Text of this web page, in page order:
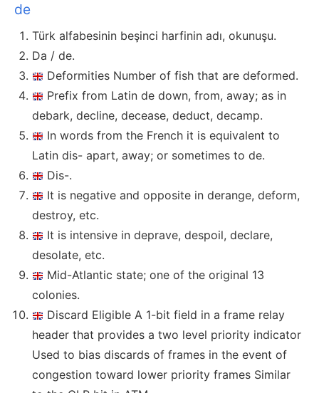
de
Türk alfabesinin beşinci harfinin adı, okunuşu.
Da / de.
Deformities Number of fish that are deformed.
Prefix from Latin de down, from, away; as in
debark, decline, decease, deduct, decamp.
In words from the French it is equivalent to
Latin dis- apart, away; or sometimes to de.
Dis-.
It is negative and opposite in derange, deform,
destroy, etc.
It is intensive in deprave, despoil, declare,
desolate, etc.
Mid-Atlantic state; one of the original 13
colonies.
Discard Eligible A 1-bit field in a frame relay
header that provides a two level priority indicator
Used to bias discards of frames in the event of
congestion toward lower priority frames Similar